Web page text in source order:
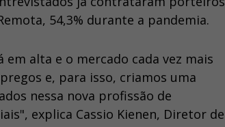
54,3% durante a pandemia.
alta e o mercado cada vez mais
e, para isso, criamos uma
nessa nova profissão de
explica Cassio Kienen, Diretor de